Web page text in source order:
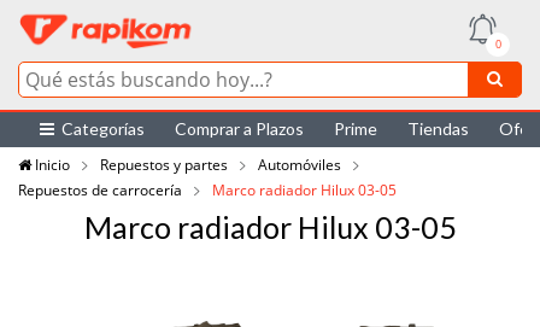
0
Categorías Comprar a Plazos Prime Tiendas
Inicio
Repuestos y partes
Automóviles
Repuestos de carrocería
Marco radiador Hilux 03-05
Marco radiador Hilux 03-05